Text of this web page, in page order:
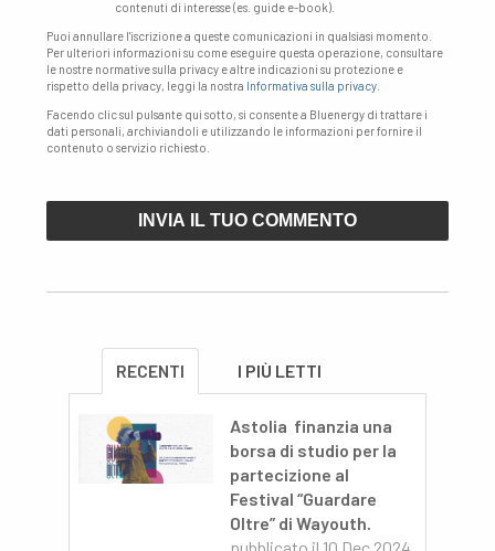
contenuti di interesse (es. guide e-book).
Puoi annullare l'iscrizione a queste comunicazioni in qualsiasi momento.
Per ulteriori informazioni su come eseguire questa operazione, consultare
le nostre normative sulla privacy e altre indicazioni su protezione e
rispetto della privacy, leggi la nostra Informativa sulla privacy
Facendo clic sul pulsante qui sotto, si consente a Bluenergy di trattare i
dati personali, archiviandoli e utilizzando le informazioni per fornire il
contenuto o servizio richiesto.
RECENTI I PIÙ LETTI
Astolia finanzia una
borsa di studio per la
partecizione al
Festival “Guardare
Oltre” di Wayouth.